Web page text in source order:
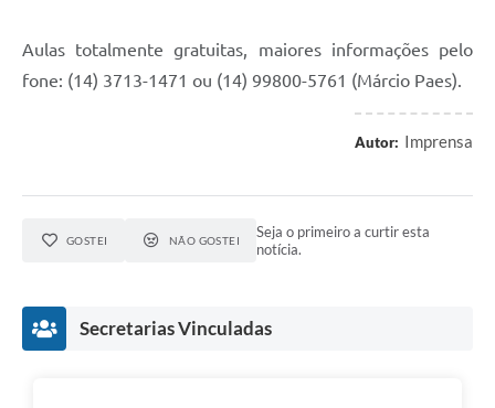
Aulas totalmente gratuitas, maiores informações pelo
fone: (14) 3713-1471 ou (14) 99800-5761 (Márcio Paes).
Autor: Imprensa
GOSTEI NÃO GOSTEI
Seja o primeiro a curtir esta
notícia.
Secretarias Vinculadas